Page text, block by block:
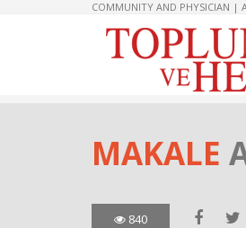
COMMUNITY AND PHYSICIAN |
MAKALE
840